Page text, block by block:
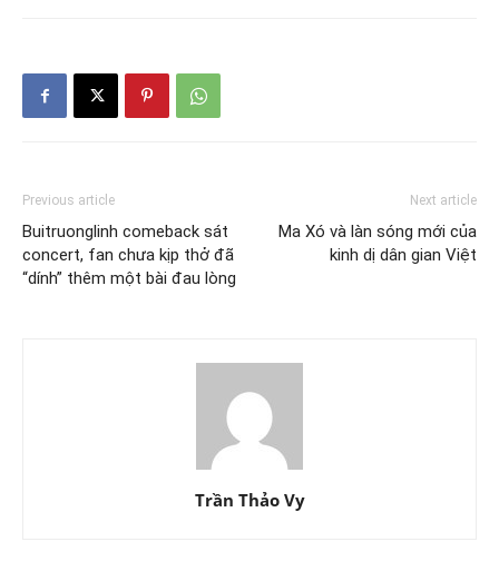
Previous article
Buitruonglinh comeback sát
concert, fan chưa kịp thở đã
“dính” thêm một bài đau lòng
Next article
Ma Xó và làn sóng mới của
kinh dị dân gian Việt
Trần Thảo Vy